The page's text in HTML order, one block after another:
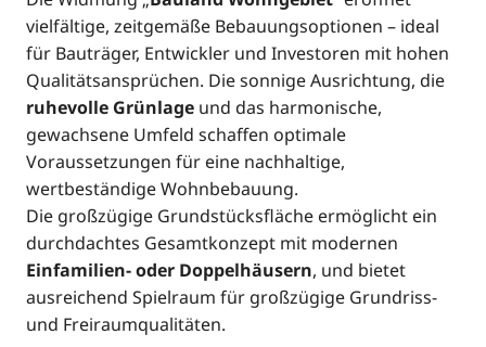
vielfältige, zeitgemäße Bebauungsoptionen – ideal
für Bauträger, Entwickler und Investoren mit hohen
Qualitätsansprüchen. Die sonnige Ausrichtung, die
ruhevolle Grünlage und das harmonische,
gewachsene Umfeld schaffen optimale
Voraussetzungen für eine nachhaltige,
wertbeständige Wohnbebauung.
Die großzügige Grundstücksfläche ermöglicht ein
durchdachtes Gesamtkonzept mit modernen
Einfamilien- oder Doppelhäusern, und bietet
ausreichend Spielraum für großzügige Grundriss-
und Freiraumqualitäten.